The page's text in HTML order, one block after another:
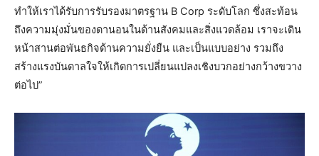
ทำให้เราได้รับการรับรองมาตรฐาน B Corp ระดับโลก ซึ่งสะท้อน
ถึงความมุ่งมั่นของดานอนในด้านสังคมและสิ่งแวดล้อม เราจะเดิน
หน้าสานต่อพันธกิจด้านความยั่งยืน และเป็นแบบอย่าง รวมถึง
สร้างแรงบันดาลใจให้เกิดการเปลี่ยนแปลงเชิงบวกอย่างกว้างขวาง
ต่อไป”